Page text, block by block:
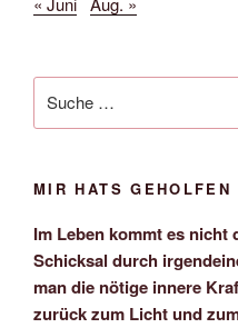
nach:
MIR HATS GEHOLFEN
Im Leben kommt es nicht
Schicksal durch
man die nötige innere
zurück zum Licht und